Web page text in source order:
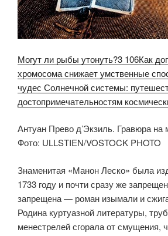
Могут ли рыбы утонуть?3 106Как
хромосома снижает умственные
чудес Солнечной системы:
достопримечательностям
Антуан Прево д’Экзиль. Гравюра на
Фото: ULLSTIEN/VOSTOCK PHOTO
Знаменитая «Манон Леско» была
1733 году и почти сразу же
запрещена — роман изымали и
Родина куртуазной литературы,
менестрелей сгорала от смущения,